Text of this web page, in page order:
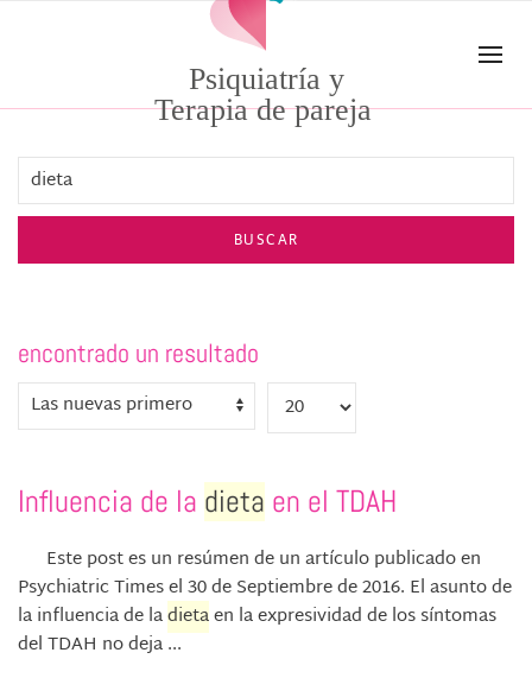
Skip to main contentPsiquiatría y
Terapia de pareja
BUSCAR
encontrado un resultado
Influencia de la dieta en el TDAH
Este post es un resúmen de un artículo publicado en
Psychiatric Times el 30 de Septiembre de 2016. El asunto de
la influencia de ladietaen la expresividad de los síntomas
del TDAH no deja ...